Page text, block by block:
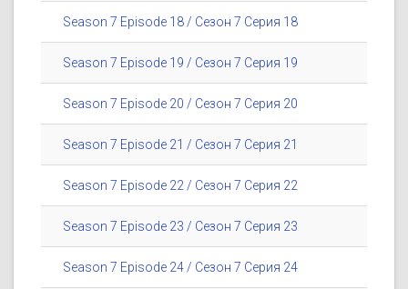
Season 7 Episode 18 / Сезон 7 Серия 18
Season 7 Episode 19 / Сезон 7 Серия 19
Season 7 Episode 20 / Сезон 7 Серия 20
Season 7 Episode 21 / Сезон 7 Серия 21
Season 7 Episode 22 / Сезон 7 Серия 22
Season 7 Episode 23 / Сезон 7 Серия 23
Season 7 Episode 24 / Сезон 7 Серия 24